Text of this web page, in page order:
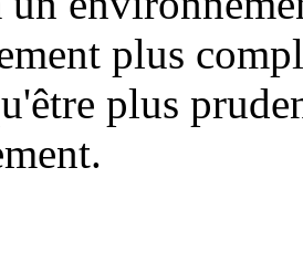
plus
plus